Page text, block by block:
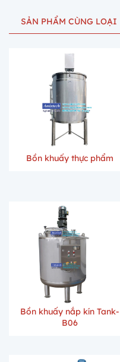
SẢN PHẨM CÙNG LOẠI
Bồn khuấy thực phẩm
Bồn khuấy nắp kín Tank-
B06